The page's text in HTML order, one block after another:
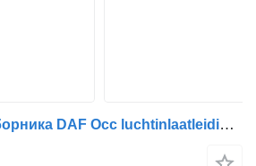
Шланг воздухозаборника DAF Occ luchtinlaatleiding CF 85 460 1638014 для грузовика